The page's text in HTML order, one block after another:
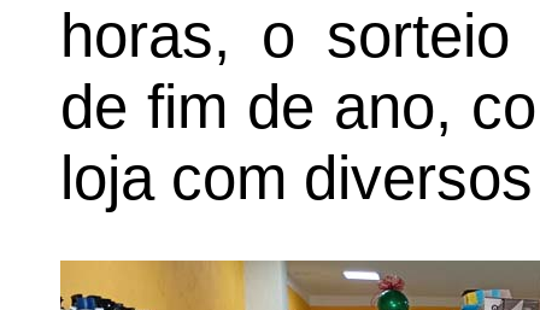
horas, o sorteio
de fim de ano,
loja com